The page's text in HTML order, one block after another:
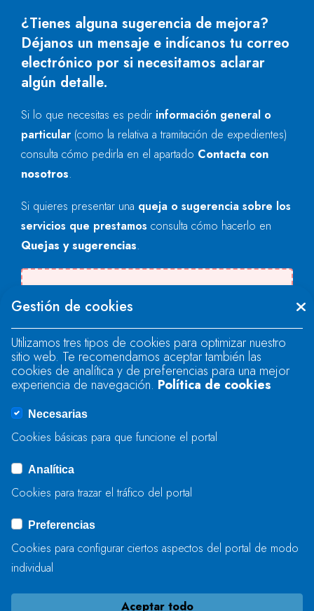
¿Tienes alguna sugerencia de mejora?
Déjanos un mensaje e indícanos tu correo
electrónico por si necesitamos aclarar
algún detalle.
Si lo que necesitas es pedir información general o
particular (como la relativa a tramitación de expedientes)
consulta cómo pedirla en el apartado Contacta con
nosotros.
Si quieres presentar una queja o sugerencia sobre los
servicios que prestamos consulta cómo hacerlo en
Quejas y sugerencias.
"text".
Se produjo un error al cargar el campo
"text".
Se produjo un error al cargar el campo
ENVIAR
Gestión de cookies
Utilizamos tres tipos de cookies para optimizar nuestro
sitio web. Te recomendamos aceptar también las
cookies de analítica y de preferencias para una mejor
experiencia de navegación. Política de cookies
Necesarias
Cookies básicas para que funcione el portal
Analítica
Cookies para trazar el tráfico del portal
Preferencias
Cookies para configurar ciertos aspectos del portal de modo
individual
Aceptar todo